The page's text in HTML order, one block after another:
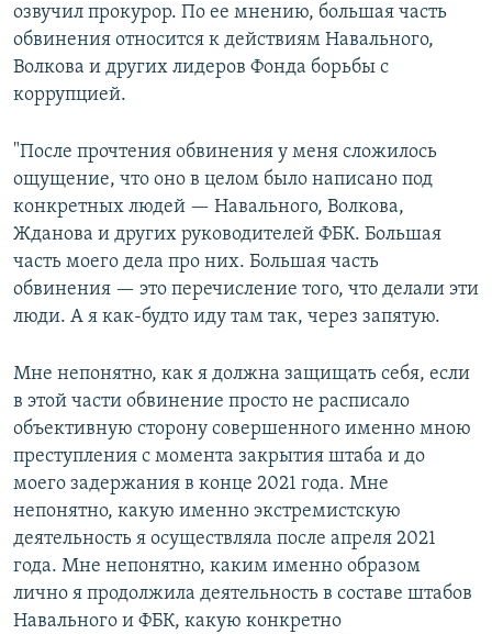
озвучил прокурор. По ее мнению, большая часть
обвинения относится к действиям Навального,
Волкова и других лидеров Фонда борьбы с
коррупцией.
"После прочтения обвинения у меня сложилось
ощущение, что оно в целом было написано под
конкретных людей — Навального, Волкова,
Жданова и других руководителей ФБК. Большая
часть моего дела про них. Большая часть
обвинения — это перечисление того, что делали эти
люди. А я как-будто иду там так, через запятую.
Мне непонятно, как я должна защищать себя, если
в этой части обвинение просто не расписало
объективную сторону совершенного именно мною
преступления с момента закрытия штаба и до
моего задержания в конце 2021 года. Мне
непонятно, какую именно экстремистскую
деятельность я осуществляла после апреля 2021
года. Мне непонятно, каким именно образом
лично я продолжила деятельность в составе штабов
Навального и ФБК, какую конкретно